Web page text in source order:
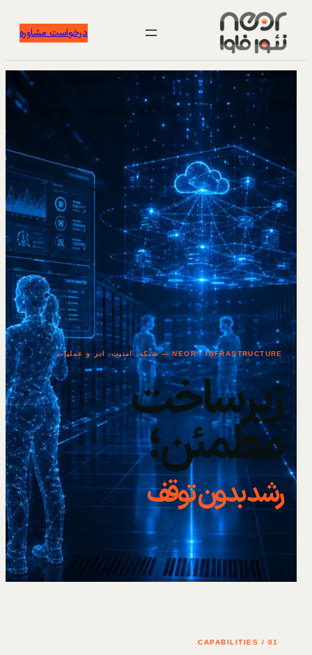
درخواست مشاوره
NEOR / INFRASTRUCTURE — شبکه، امنیت، ابر و عملیات
زیرساخت
مطمئن؛
رشد بدون توقف
01 / CAPABILITIES